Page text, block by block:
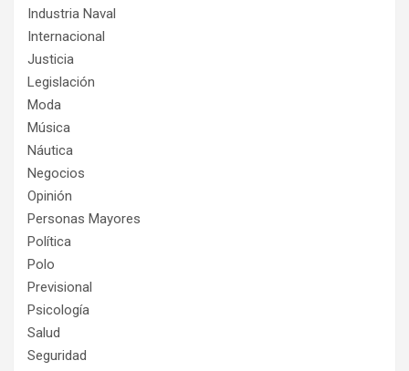
Industria Naval
Internacional
Justicia
Legislación
Moda
Música
Náutica
Negocios
Opinión
Personas Mayores
Política
Polo
Previsional
Psicología
Salud
Seguridad